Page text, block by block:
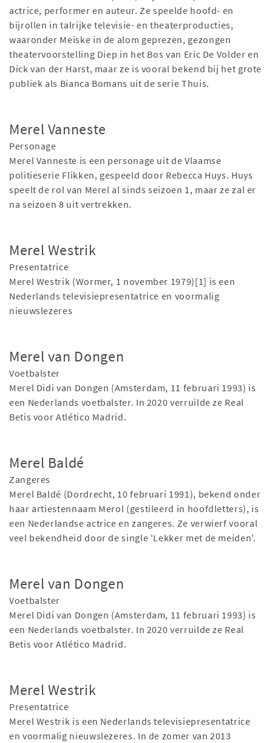
actrice, performer en auteur. Ze speelde hoofd- en
bijrollen in talrijke televisie- en theaterproducties,
waaronder Meiske in de alom geprezen, gezongen
theatervoorstelling Diep in het Bos van Eric De Volder en
Dick van der Harst, maar ze is vooral bekend bij het grote
publiek als Bianca Bomans uit de serie Thuis.
Merel Vanneste
Personage
Merel Vanneste is een personage uit de Vlaamse
politieserie Flikken, gespeeld door Rebecca Huys. Huys
speelt de rol van Merel al sinds seizoen 1, maar ze zal er
na seizoen 8 uit vertrekken.
Merel Westrik
Presentatrice
Merel Westrik (Wormer, 1 november 1979)[1] is een
Nederlands televisiepresentatrice en voormalig
nieuwslezeres
Merel van Dongen
Voetbalster
Merel Didi van Dongen (Amsterdam, 11 februari 1993) is
een Nederlands voetbalster. In 2020 verruilde ze Real
Betis voor Atlético Madrid.
Merel Baldé
Zangeres
Merel Baldé (Dordrecht, 10 februari 1991), bekend onder
haar artiestennaam Merol (gestileerd in hoofdletters), is
een Nederlandse actrice en zangeres. Ze verwierf vooral
veel bekendheid door de single 'Lekker met de meiden'.
Merel van Dongen
Voetbalster
Merel Didi van Dongen (Amsterdam, 11 februari 1993) is
een Nederlands voetbalster. In 2020 verruilde ze Real
Betis voor Atlético Madrid.
Merel Westrik
Presentatrice
Merel Westrik is een Nederlands televisiepresentatrice
en voormalig nieuwslezeres. In de zomer van 2013